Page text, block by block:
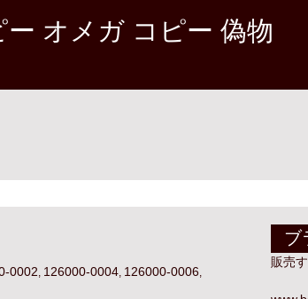
オメガ コピー 偽物
0002, 126000-0004, 126000-0006,
ブ
販売